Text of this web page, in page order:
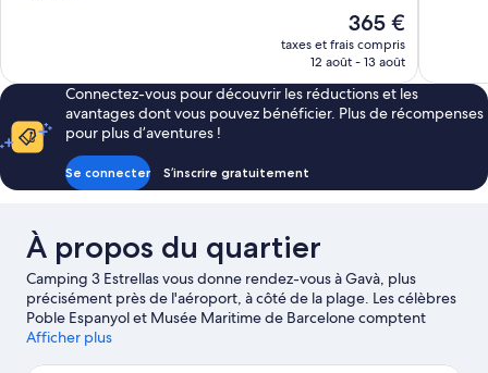
Le
nouveau
prix
de
365 €
365 €
taxes et frais compris
12 août - 13 août
Connectez-vous pour découvrir les réductions et les
avantages dont vous pouvez bénéficier. Plus de récompenses
pour plus d’aventures !
Se connecter S’inscrire gratuitement
À propos du quartier
Camping 3 Estrellas vous donne rendez-vous à Gavà, plus
précisément près de l'aéroport, à côté de la plage. Les célèbres
Poble Espanyol et Musée Maritime de Barcelone comptent
certes parmi les hauts lieux culturels, mais les non moins
Afficher plus